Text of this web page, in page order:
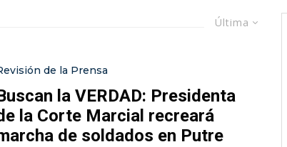
Última
de la Prensa
la VERDAD: Presidenta
la Corte Marcial recreará
de soldados en Putre